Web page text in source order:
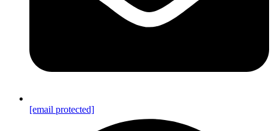
[email protected]